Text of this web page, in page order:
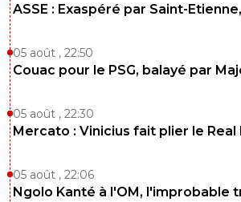
ASSE : Exaspéré par Saint-
05 août , 22:50
Couac pour le PSG, balayé par
05 août , 22:30
Mercato : Vinicius fait plier le Real
05 août , 22:06
Ngolo Kanté à l'OM, l'improbable